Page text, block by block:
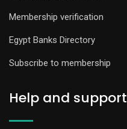
Membership verification
Egypt Banks Directory
Subscribe to membership
Help and support